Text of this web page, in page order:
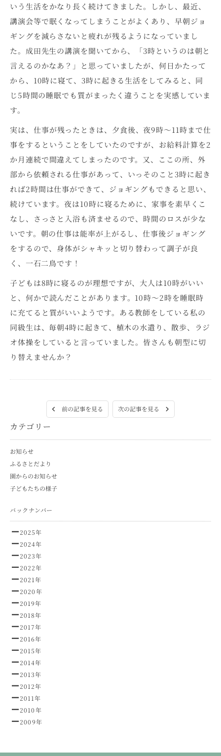
カテゴリー
お知らせ
ふるさとだより
園からのお知らせ
子どもたちの様子
バックナンバー
2025年
2024年
2023年
2022年
2021年
2020年
2019年
2018年
2017年
2016年
2015年
2014年
2013年
2012年
2011年
2010年
2009年
いう生活をかなり長く続けてきました。しかし、最近、
講演会等で眠くなってしまうことがよくあり、早朝ジョ
ギングを減らさないと疲れが残るようになっていまし
た。成田先生の講演を聞いてから、「3時というのは朝と
言えるのかなあ？」と思っていましたが、何日かたって
から、10時に寝て、3時に起きる生活をしてみると、同
じ5時間の睡眠でも質がまったく違うことを実感していま
す。
実は、仕事が残ったときは、夕食後、夜9時～11時まで仕
事をするということをしていたのですが、お給料計算を2
か月連続で間違えてしまったのです。又、ここの所、外
部から依頼される仕事があって、いっそのこと3時に起き
れば2時間は仕事ができて、ジョギングもできると思い、
続けています。夜は10時に寝るために、家事を素早くこ
なし、さっさと入浴も済ませるので、時間のロスが少な
いです。朝の仕事は能率が上がるし、仕事後ジョギング
をするので、身体がシャキッと切り替わって調子が良
く、一石二鳥です！
子どもは8時に寝るのが理想ですが、大人は10時がいい
と、何かで読んだことがあります。10時～2時を睡眠時
に充てると質がいいようです。ある教師をしている私の
同級生は、毎朝4時に起きて、植木の水遣り、散歩、ラジ
オ体操をしていると言っていました。皆さんも朝型に切
り替えませんか？
前の記事を見る 次の記事を見る